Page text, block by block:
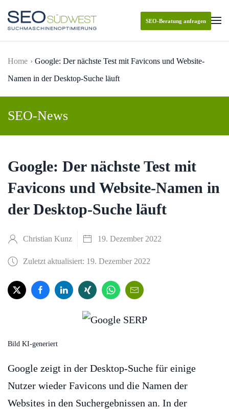
Skip to main content
SEO-Beratung anfragen
Home
Google: Der nächste Test mit Favicons und Website-
Namen in der Desktop-Suche läuft
SEO-News
Google: Der nächste Test mit
Favicons und Website-Namen in
der Desktop-Suche läuft
Christian Kunz 19. Dezember 2022
Zuletzt aktualisiert: 19. Dezember 2022
Bild KI-generiert
Google zeigt in der Desktop-Suche für einige
Nutzer wieder Favicons und die Namen der
Websites in den Suchergebnissen an. In der